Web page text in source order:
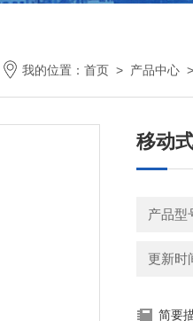
我的位置： 首页 > 产品中心
移动
产品型
更新时
简要